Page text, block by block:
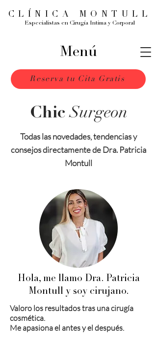
Reserva tu Cita Gratis
CLÍNICA MONTULL
Especialistas en Cirugía Intima y Corporal
Menú
ChicSurgeon
Todas las novedades, tendencias y
consejos directamente de Dra. Patricia
Montull
Hola, me llamo Dra. Patricia
Montull y soy cirujano.
Valoro los resultados tras una cirugía
cosmética.
Me apasiona el antes y el después.